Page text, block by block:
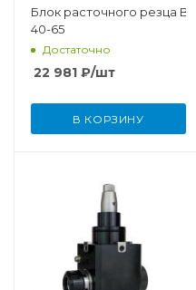
Блок расточного резца
40-65
Достаточно
22 981 ₽/шт
В КОРЗИНУ